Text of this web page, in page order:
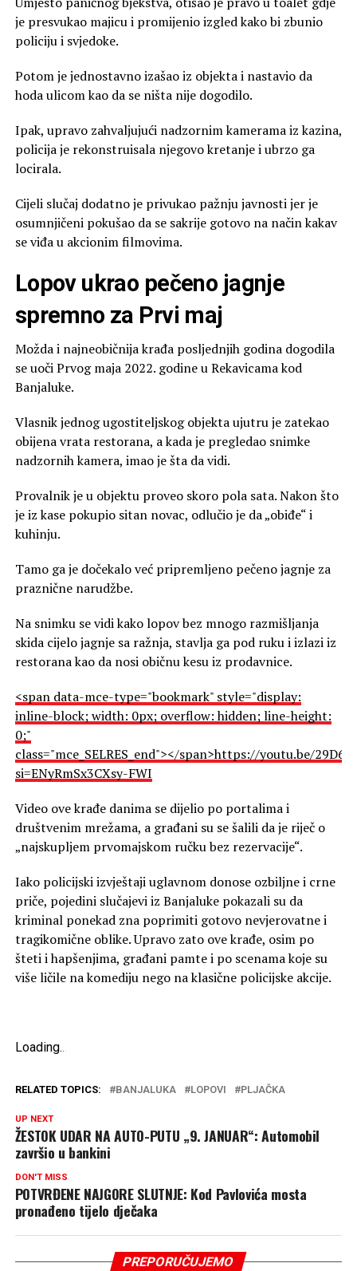
je presvukao majicu i promijenio izgled kako bi zbunio
policiju i svjedoke.
Potom je jednostavno izašao iz objekta i nastavio da
hoda ulicom kao da se ništa nije dogodilo.
Ipak, upravo zahvaljujući nadzornim kamerama iz kazina,
policija je rekonstruisala njegovo kretanje i ubrzo ga
locirala.
Cijeli slučaj dodatno je privukao pažnju javnosti jer je
osumnjičeni pokušao da se sakrije gotovo na način kakav
se viđa u akcionim filmovima.
Lopov ukrao pečeno jagnje
spremno za Prvi maj
Možda i najneobičnija krađa posljednjih godina dogodila
se uoči Prvog maja 2022. godine u Rekavicama kod
Banjaluke.
Vlasnik jednog ugostiteljskog objekta ujutru je zatekao
obijena vrata restorana, a kada je pregledao snimke
nadzornih kamera, imao je šta da vidi.
Provalnik je u objektu proveo skoro pola sata. Nakon što
je iz kase pokupio sitan novac, odlučio je da „obiđe“ i
kuhinju.
Tamo ga je dočekalo već pripremljeno pečeno jagnje za
praznične narudžbe.
Na snimku se vidi kako lopov bez mnogo razmišljanja
skida cijelo jagnje sa ražnja, stavlja ga pod ruku i izlazi iz
restorana kao da nosi običnu kesu iz prodavnice.
<span data-mce-type="bookmark" style="display:
inline-block; width: 0px; overflow: hidden; line-height:
0;"
class="mce_SELRES_end"> </span>https://youtu.be/
si=ENyRmSx3CXsy-FWI
Video ove krađe danima se dijelio po portalima i
društvenim mrežama, a građani su se šalili da je riječ o
„najskupljem prvomajskom ručku bez rezervacije“.
Iako policijski izvještaji uglavnom donose ozbiljne i crne
priče, pojedini slučajevi iz Banjaluke pokazali su da
kriminal ponekad zna poprimiti gotovo nevjerovatne i
tragikomične oblike. Upravo zato ove krađe, osim po
šteti i hapšenjima, građani pamte i po scenama koje su
više ličile na komediju nego na klasične policijske akcije.
Loading...
RELATED TOPICS: BANJALUKA LOPOVI PLJAČKA
UP NEXT
ŽESTOK UDAR NA AUTO-PUTU „9. JANUAR“: Automobil
završio u bankini
DON'T MISS
POTVRĐENE NAJGORE SLUTNJE: Kod Pavlovića mosta
pronađeno tijelo dječaka
PREPORUČUJEMO